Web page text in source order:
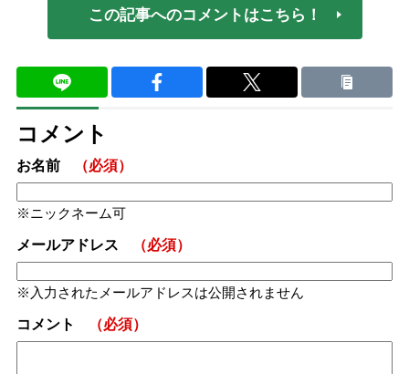
この記事へのコメントはこちら！
コメント
お名前 （必須）
ニックネーム可
メールアドレス （必須）
入力されたメールアドレスは公開されません
コメント （必須）